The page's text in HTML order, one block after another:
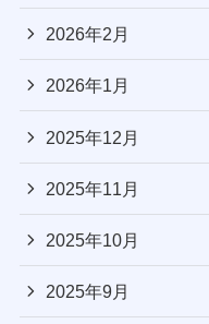
2026年2月
2026年1月
2025年12月
2025年11月
2025年10月
2025年9月